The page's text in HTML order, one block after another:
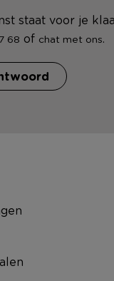
staat voor je
68 of chat met ons.